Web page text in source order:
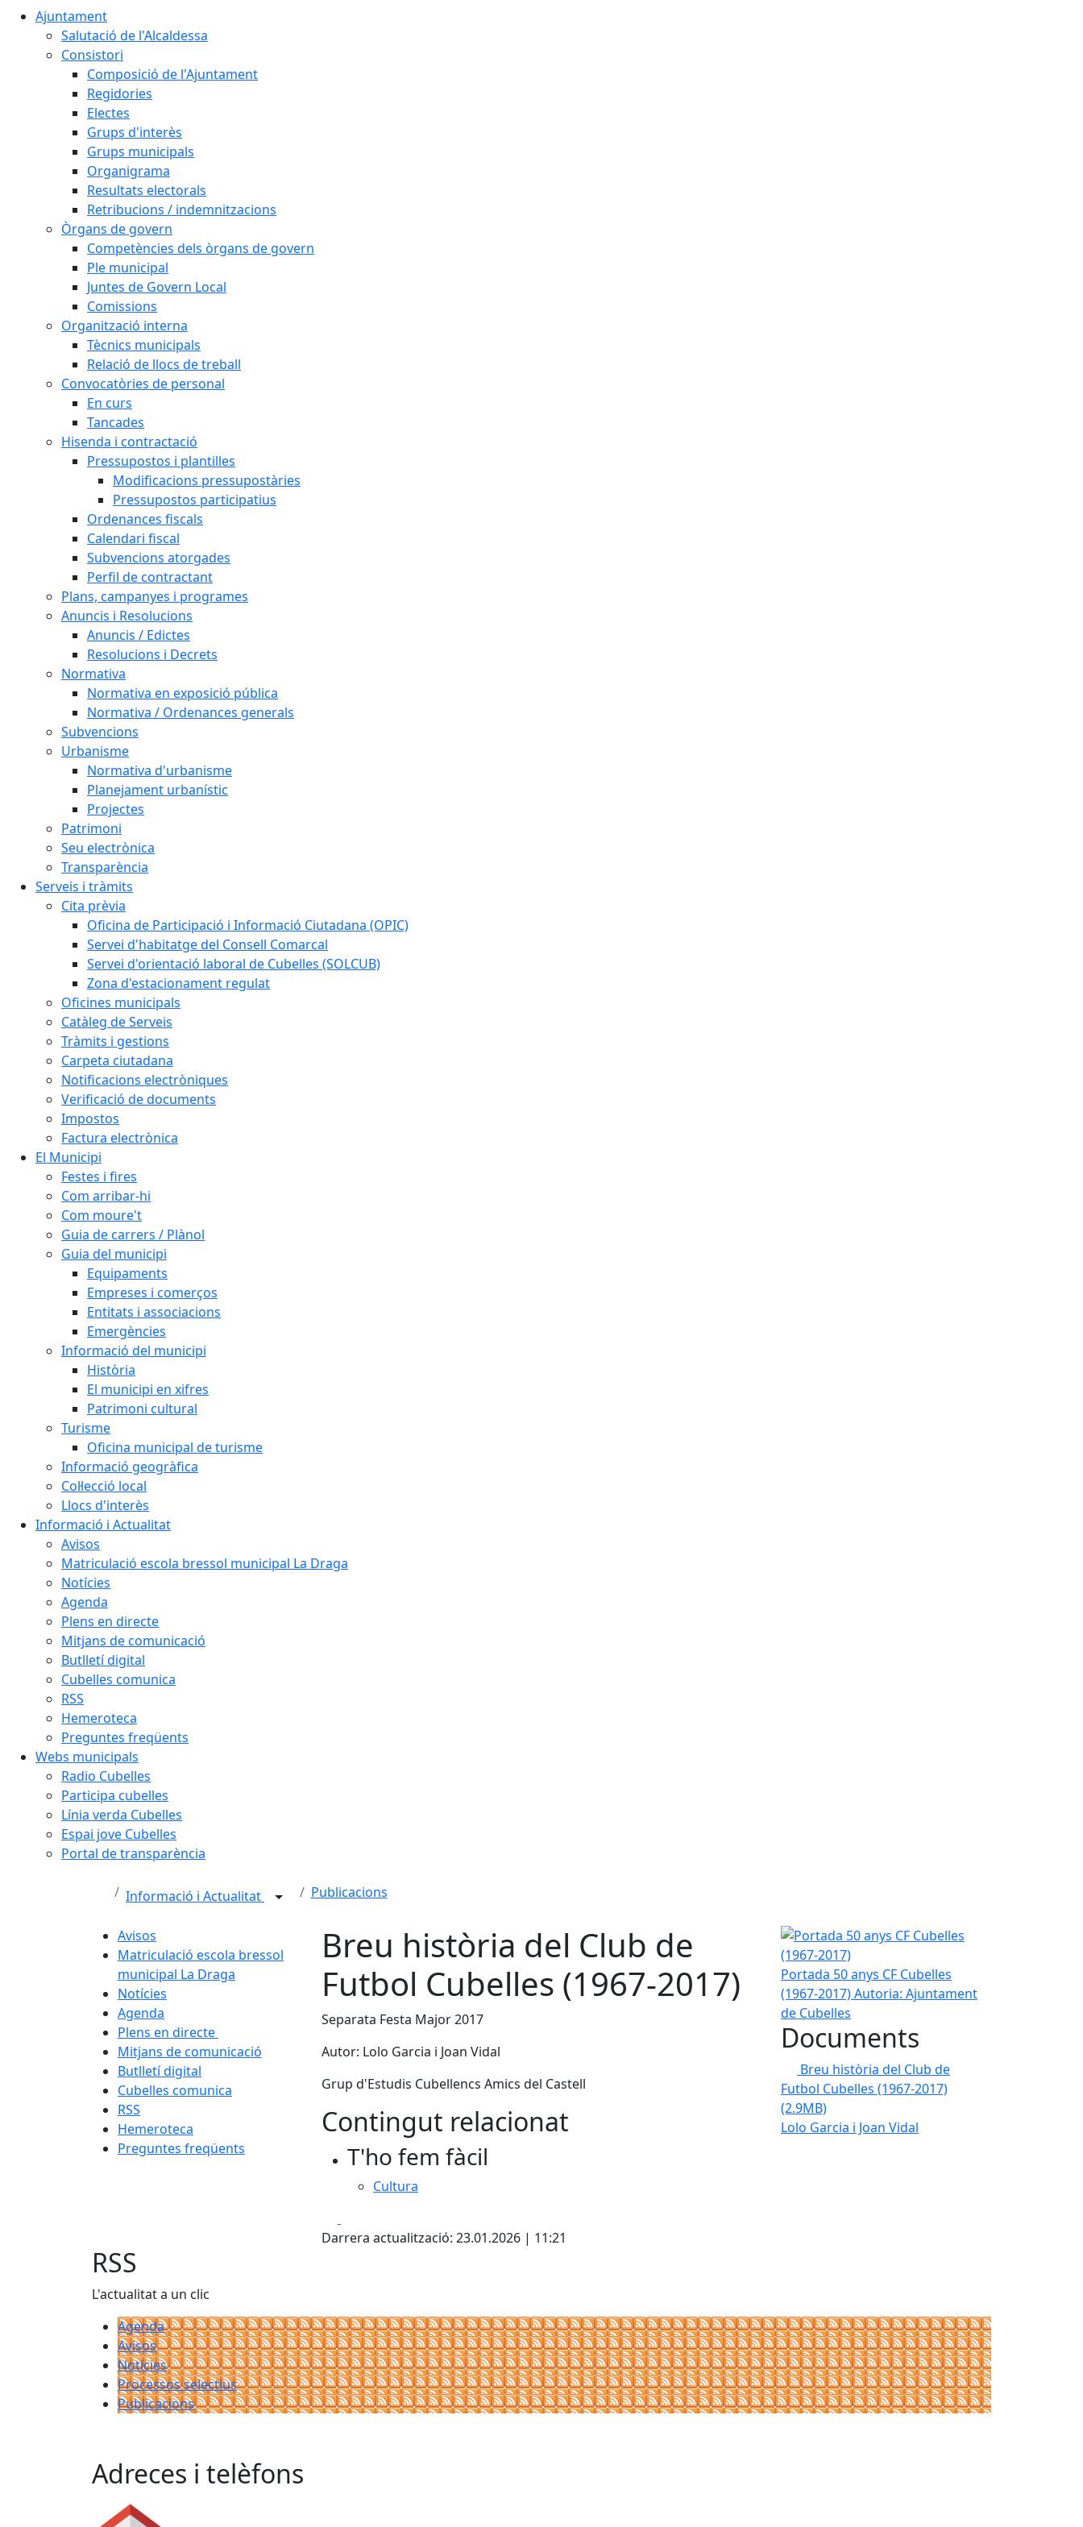
Ajuntament
Salutació de l'Alcaldessa
Consistori
Composició de l'Ajuntament
Regidories
Electes
Grups d'interès
Grups municipals
Organigrama
Resultats electorals
Retribucions / indemnitzacions
Òrgans de govern
Competències dels òrgans de govern
Ple municipal
Juntes de Govern Local
Comissions
Organització interna
Tècnics municipals
Relació de llocs de treball
Convocatòries de personal
En curs
Tancades
Hisenda i contractació
Pressupostos i plantilles
Modificacions pressupostàries
Pressupostos participatius
Ordenances fiscals
Calendari fiscal
Subvencions atorgades
Perfil de contractant
Plans, campanyes i programes
Anuncis i Resolucions
Anuncis / Edictes
Resolucions i Decrets
Normativa
Normativa en exposició pública
Normativa / Ordenances generals
Subvencions
Urbanisme
Normativa d'urbanisme
Planejament urbanístic
Projectes
Patrimoni
Seu electrònica
Transparència
Serveis i tràmits
Cita prèvia
Oficina de Participació i Informació Ciutadana (OPIC)
Servei d'habitatge del Consell Comarcal
Servei d'orientació laboral de Cubelles (SOLCUB)
Zona d'estacionament regulat
Oficines municipals
Catàleg de Serveis
Tràmits i gestions
Carpeta ciutadana
Notificacions electròniques
Verificació de documents
Impostos
Factura electrònica
El Municipi
Festes i fires
Com arribar-hi
Com moure't
Guia de carrers / Plànol
Guia del municipi
Equipaments
Empreses i comerços
Entitats i associacions
Emergències
Informació del municipi
Història
El municipi en xifres
Patrimoni cultural
Turisme
Oficina municipal de turisme
Informació geogràfica
Col·lecció local
Llocs d'interès
Informació i Actualitat
Avisos
Matriculació escola bressol municipal La Draga
Notícies
Agenda
Plens en directe
Mitjans de comunicació
Butlletí digital
Cubelles comunica
RSS
Hemeroteca
Preguntes freqüents
Webs municipals
Radio Cubelles
Participa cubelles
Línia verda Cubelles
Espai jove Cubelles
Portal de transparència
Informació i Actualitat Publicacions
Avisos
Matriculació escola bressol
municipal La Draga
Notícies
Agenda
Plens en directe
Mitjans de comunicació
Butlletí digital
Cubelles comunica
RSS
Hemeroteca
Preguntes freqüents
Breu història del Club de
Futbol Cubelles (1967-2017)
Separata Festa Major 2017
Autor: Lolo Garcia i Joan Vidal
Grup d'Estudis Cubellencs Amics del Castell
Contingut relacionat
T'ho fem fàcil
Cultura
Darrera actualització: 23.01.2026 | 11:21
Portada 50 anys CF Cubelles (1967-2017)
Portada 50 anys CF Cubelles
(1967-2017)Autoria: Ajuntament
de Cubelles
Documents
Breu història del Club de
Futbol Cubelles (1967-2017)
(2.9MB)
Lolo Garcia i Joan Vidal
RSS
L'actualitat a un clic
Agenda
Avisos
Notícies
Processos selectius
Publicacions
Adreces i telèfons